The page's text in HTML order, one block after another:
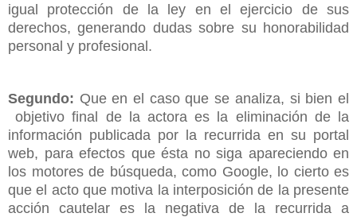
igual protección de la ley en el ejercicio de sus
derechos, generando dudas sobre su honorabilidad
personal y profesional.
Segundo: Que en el caso que se analiza, si bien el
objetivo final de la actora es la eliminación de la
información publicada por la recurrida en su portal
web, para efectos que ésta no siga apareciendo en
los motores de búsqueda, como Google, lo cierto es
que el acto que motiva la interposición de la presente
acción cautelar es la negativa de la recurrida a